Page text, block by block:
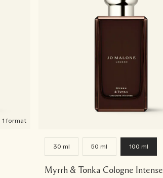
1 format
30 ml 50 ml 100 ml
Myrrh & Tonka Cologne Intense